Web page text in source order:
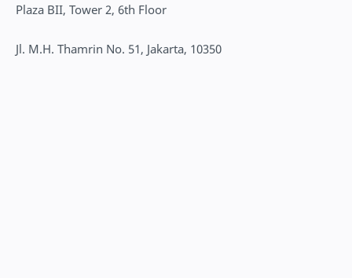
Plaza BII, Tower 2, 6th Floor
Jl. M.H. Thamrin No. 51, Jakarta, 10350